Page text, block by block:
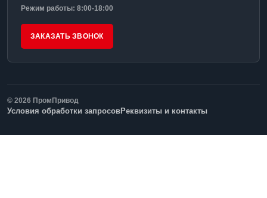
Режим работы: 8:00-18:00
ЗАКАЗАТЬ ЗВОНОК
© 2026 ПромПривод
Условия обработки запросовРеквизиты и контакты